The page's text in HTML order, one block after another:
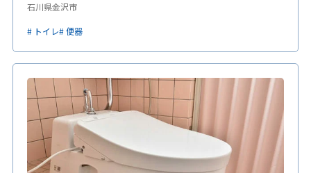
石川県金沢市
# トイレ# 便器